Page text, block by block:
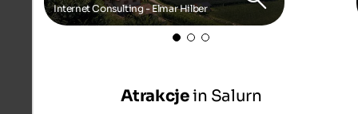
Internet Consulting - Elmar Hilber
Atrakcjein Salurn